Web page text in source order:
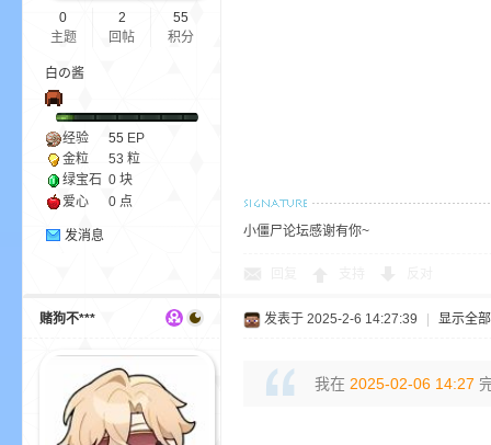
0
主题
2
回帖
55
积分
白の酱
经验 55 EP
金粒
53 粒
绿宝石 0 块
爱心
0 点
发消息 小僵尸论坛感谢有你~
赌狗不*** 发表于 2025-2-6 14:27:39 显示全
我在 2025-02-06 14:27